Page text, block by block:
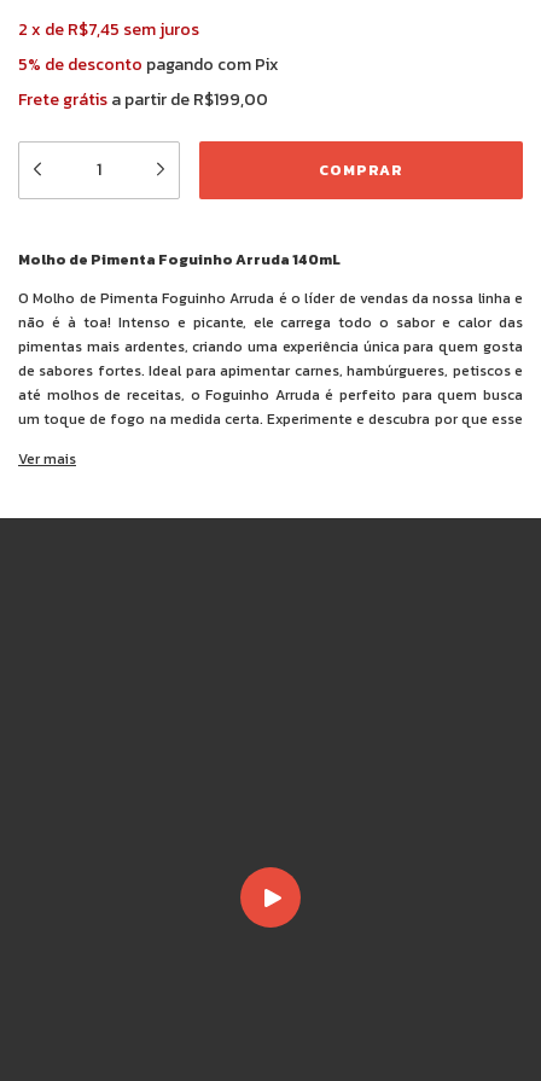
2x deR$7,45 sem juros
5% de desconto pagando com Pix
Frete grátisa partir deR$199,00
Molho de Pimenta Foguinho Arruda 140mL
O Molho de Pimenta Foguinho Arruda é o líder de vendas da nossa linha e
não é à toa! Intenso e picante, ele carrega todo o sabor e calor das
pimentas mais ardentes, criando uma experiência única para quem gosta
de sabores fortes. Ideal para apimentar carnes, hambúrgueres, petiscos e
até molhos de receitas, o Foguinho Arruda é perfeito para quem busca
um toque de fogo na medida certa. Experimente e descubra por que esse
Ver mais